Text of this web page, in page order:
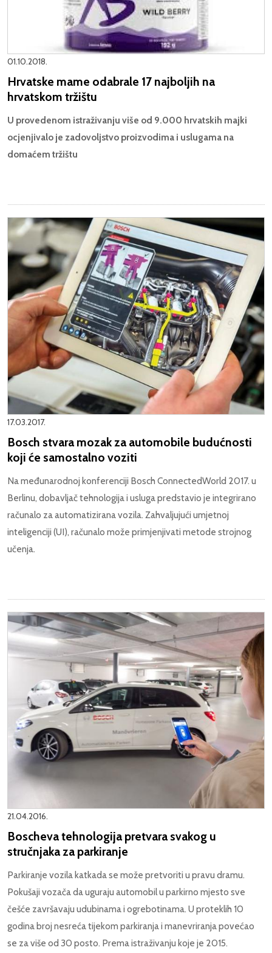
01.10.2018.
Hrvatske mame odabrale 17 najboljih na
hrvatskom tržištu
U provedenom istraživanju više od 9.000 hrvatskih majki
ocjenjivalo je zadovoljstvo proizvodima i uslugama na
domaćem tržištu
17.03.2017.
Bosch stvara mozak za automobile budućnosti
koji će samostalno voziti
Na međunarodnoj konferenciji Bosch ConnectedWorld 2017. u
Berlinu, dobavljač tehnologija i usluga predstavio je integrirano
računalo za automatizirana vozila. Zahvaljujući umjetnoj
inteligenciji (UI), računalo može primjenjivati metode strojnog
učenja.
21.04.2016.
Boscheva tehnologija pretvara svakog u
stručnjaka za parkiranje
Parkiranje vozila katkada se može pretvoriti u pravu dramu.
Pokušaji vozača da uguraju automobil u parkirno mjesto sve
češće završavaju udubinama i ogrebotinama. U proteklih 10
godina broj nesreća tijekom parkiranja i manevriranja povećao
se za više od 30 posto. Prema istraživanju koje je 2015.